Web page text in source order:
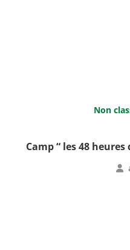
Non
Camp “ les 48